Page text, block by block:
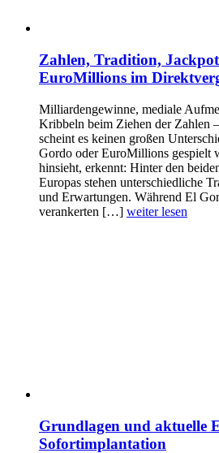
Zahlen, Tradition,
EuroMillions im
Milliardengewinne, mediale
Kribbeln beim Ziehen der Zahlen
scheint es keinen großen
Gordo oder EuroMillions gespielt
hinsieht, erkennt: Hinter den
Europas stehen unterschiedliche
und Erwartungen. Während El
verankerten […] weiter lesen
Grundlagen und aktuelle
Sofortimplantation